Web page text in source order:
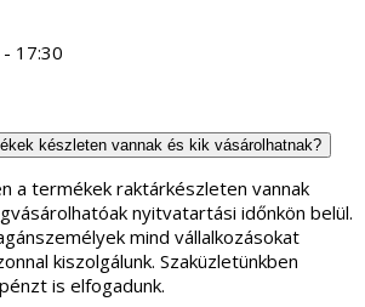
17:30
készleten vannak és kik vásárolhatnak?
a termékek raktárkészleten vannak
nyitvatartási időnkön belül.
mind vállalkozásokat
kiszolgálunk. Szaküzletünkben
is elfogadunk.